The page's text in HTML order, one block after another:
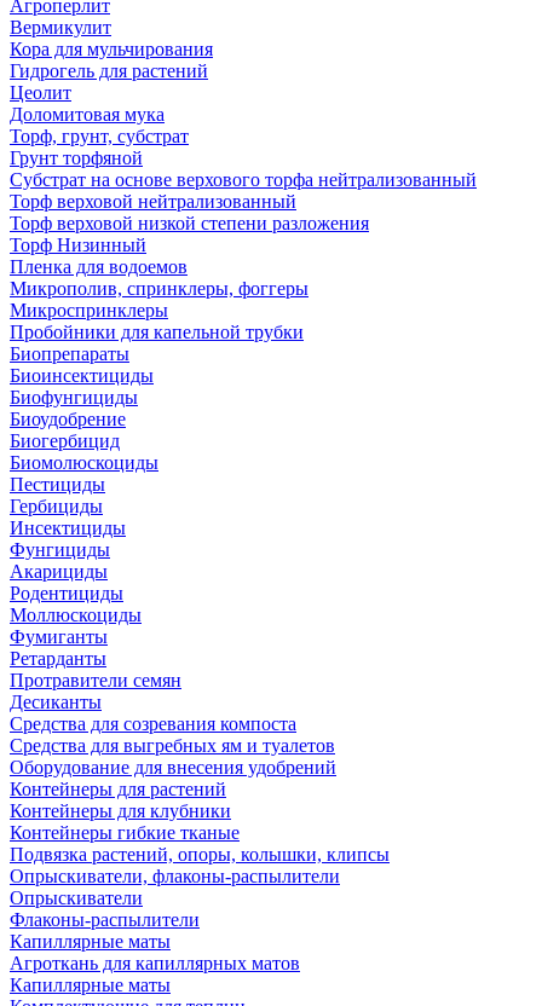
Агроперлит
Вермикулит
Кора для мульчирования
Гидрогель для растений
Цеолит
Доломитовая мука
Торф, грунт, субстрат
Грунт торфяной
Субстрат на основе верхового торфа нейтрализованный
Торф верховой нейтрализованный
Торф верховой низкой степени разложения
Торф Низинный
Пленка для водоемов
Микрополив, спринклеры, фоггеры
Микроспринклеры
Пробойники для капельной трубки
Биопрепараты
Биоинсектициды
Биофунгициды
Биоудобрение
Биогербицид
Биомолюскоциды
Пестициды
Гербициды
Инсектициды
Фунгициды
Акарициды
Родентициды
Моллюскоциды
Фумиганты
Ретарданты
Протравители семян
Десиканты
Средства для созревания компоста
Средства для выгребных ям и туалетов
Оборудование для внесения удобрений
Контейнеры для растений
Контейнеры для клубники
Контейнеры гибкие тканые
Подвязка растений, опоры, колышки, клипсы
Опрыскиватели, флаконы-распылители
Опрыскиватели
Флаконы-распылители
Капиллярные маты
Агроткань для капиллярных матов
Капиллярные маты